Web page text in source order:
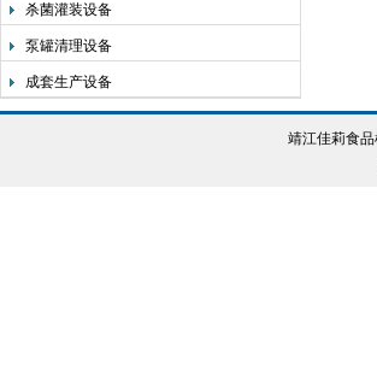
杀菌灌装设备
泵罐清理设备
成套生产设备
靖江佳莉食